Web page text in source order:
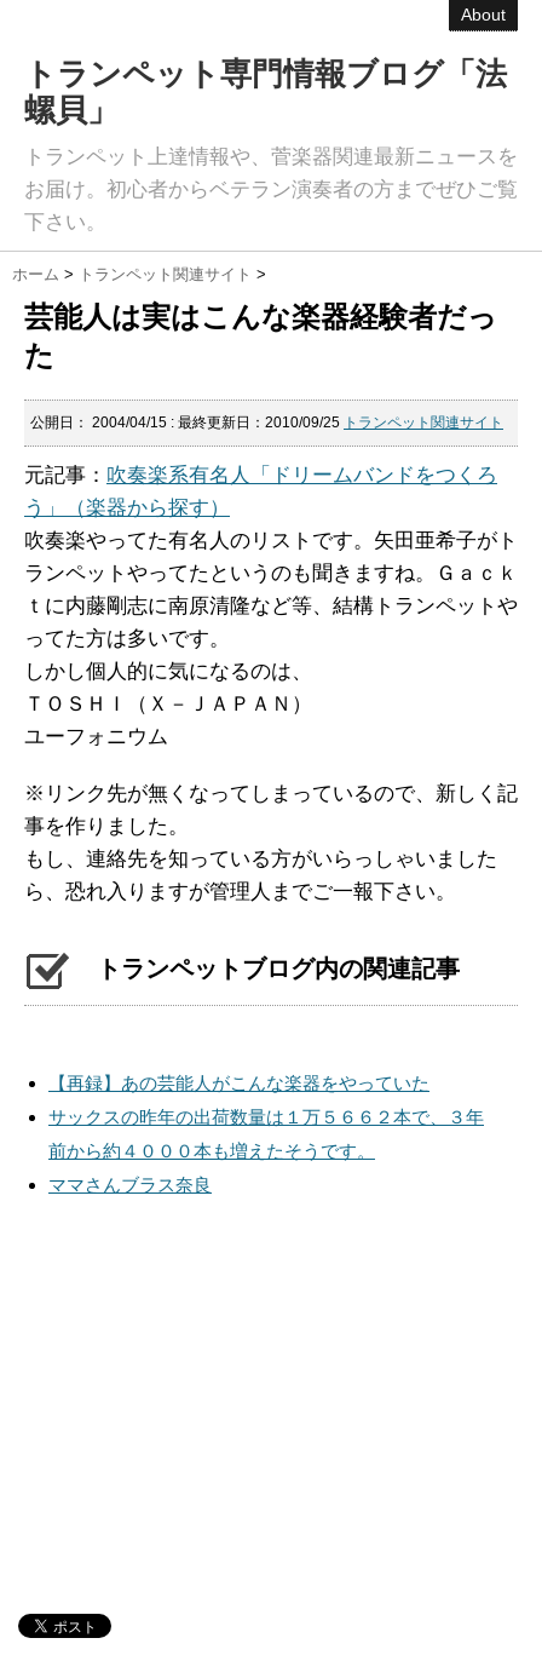
About
トランペット専門情報ブログ「法
螺貝」
トランペット上達情報や、菅楽器関連最新ニュースを
お届け。初心者からベテラン演奏者の方までぜひご覧
下さい。
ホーム > トランペット関連サイト >
芸能人は実はこんな楽器経験者だっ
た
公開日： 2004/04/15 : 最終更新日：2010/09/25 トランペット関連サイト
元記事： 吹奏楽系有名人「ドリームバンドをつくろ
う」（楽器から探す）
吹奏楽やってた有名人のリストです。矢田亜希子がト
ランペットやってたというのも聞きますね。Ｇａｃｋ
ｔに内藤剛志に南原清隆など等、結構トランペットや
ってた方は多いです。
しかし個人的に気になるのは、
ＴＯＳＨＩ（Ｘ－ＪＡＰＡＮ）
ユーフォニウム
※リンク先が無くなってしまっているので、新しく記
事を作りました。
もし、連絡先を知っている方がいらっしゃいました
ら、恐れ入りますが管理人までご一報下さい。
トランペットブログ内の関連記事
【再録】あの芸能人がこんな楽器をやっていた
サックスの昨年の出荷数量は１万５６６２本で、３年
前から約４０００本も増えたそうです。
ママさんブラス奈良